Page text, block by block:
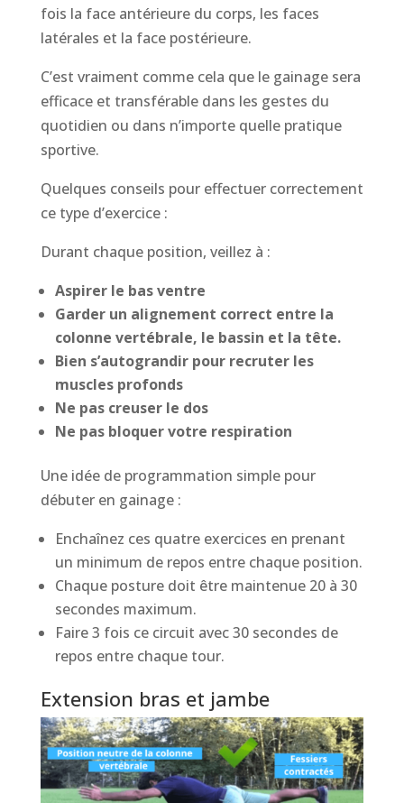
fois la face antérieure du corps, les faces
latérales et la face postérieure.
C’est vraiment comme cela que le gainage sera
efficace et transférable dans les gestes du
quotidien ou dans n’importe quelle pratique
sportive.
Quelques conseils pour effectuer correctement
ce type d’exercice :
Durant chaque position, veillez à :
Aspirer le bas ventre
Garder un alignement correct entre la
colonne vertébrale, le bassin et la tête.
Bien s’autograndir pour recruter les
muscles profonds
Ne pas creuser le dos
Ne pas bloquer votre respiration
Une idée de programmation simple pour
débuter en gainage :
Enchaînez ces quatre exercices en prenant
un minimum de repos entre chaque position.
Chaque posture doit être maintenue 20 à 30
secondes maximum.
Faire 3 fois ce circuit avec 30 secondes de
repos entre chaque tour.
Extension bras et jambe